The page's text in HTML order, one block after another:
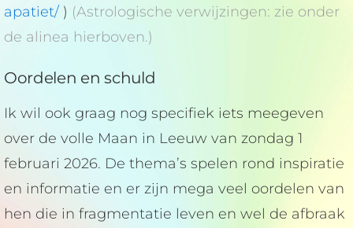
apatiet/) (Astrologische verwijzingen: zie onder
de alinea hierboven.)
Oordelen en schuld
Ik wil ook graag nog specifiek iets meegeven
over de volle Maan in Leeuw van zondag 1
februari 2026. De thema’s spelen rond inspiratie
en informatie en er zijn mega veel oordelen van
hen die in fragmentatie leven en wel de afbraak